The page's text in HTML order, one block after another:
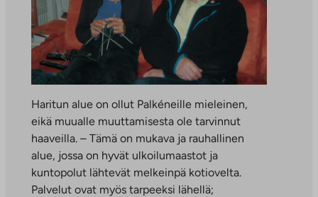
Haritun alue on ollut Palkéneille mieleinen,
eikä muualle muuttamisesta ole tarvinnut
haaveilla. – Tämä on mukava ja rauhallinen
alue, jossa on hyvät ulkoilumaastot ja
kuntopolut lähtevät melkeinpä kotiovelta.
Palvelut ovat myös tarpeeksi lähellä;